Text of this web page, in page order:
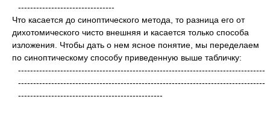
--------------------------------
Что касается до синоптического метода, то разница его от
дихотомического чисто внешняя и касается только способа
изложения. Чтобы дать о нем ясное понятие, мы переделаем
по синоптическому способу приведенную выше табличку:
----------------------------------------------------------------------------------
----------------------------------------------------------------------------------
------------------------------------------------